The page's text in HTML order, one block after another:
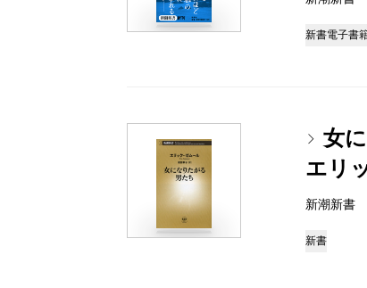
新書電子書
女
エリ
新潮新
新書